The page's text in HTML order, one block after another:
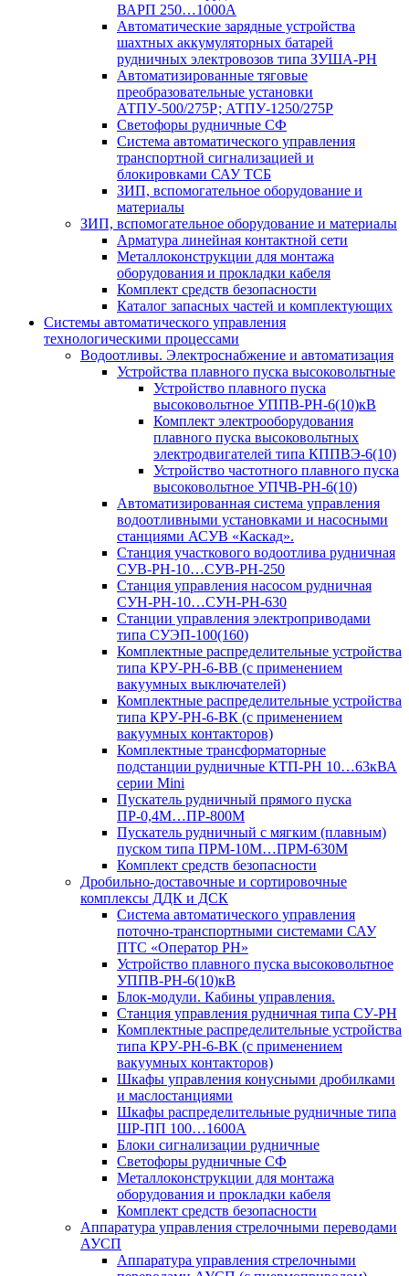
ВАРП 250…1000А
Автоматические зарядные устройства
шахтных аккумуляторных батарей
рудничных электровозов типа ЗУША-РН
Автоматизированные тяговые
преобразовательные установки
АТПУ-500/275Р; АТПУ-1250/275Р
Светофоры рудничные СФ
Система автоматического управления
транспортной сигнализацией и
блокировками САУ ТСБ
ЗИП, вспомогательное оборудование и
материалы
ЗИП, вспомогательное оборудование и материалы
Арматура линейная контактной сети
Металлоконструкции для монтажа
оборудования и прокладки кабеля
Комплект средств безопасности
Каталог запасных частей и комплектующих
Системы автоматического управления
технологическими процессами
Водоотливы. Электроснабжение и автоматизация
Устройства плавного пуска высоковольтные
Устройство плавного пуска
высоковольтное УППВ-РН-6(10)кВ
Комплект электрооборудования
плавного пуска высоковольтных
электродвигателей типа КППВЭ-6(10)
Устройство частотного плавного пуска
высоковольтное УПЧВ-РН-6(10)
Автоматизированная система управления
водоотливными установками и насосными
станциями АСУВ «Каскад».
Станция участкового водоотлива рудничная
СУВ-РН-10…СУВ-РН-250
Станция управления насосом рудничная
СУН-РН-10…СУН-РН-630
Станции управления электроприводами
типа СУЭП-100(160)
Комплектные распределительные устройства
типа КРУ-РН-6-ВВ (с применением
вакуумных выключателей)
Комплектные распределительные устройства
типа КРУ-РН-6-ВК (с применением
вакуумных контакторов)
Комплектные трансформаторные
подстанции рудничные КТП-РН 10…63кВА
серии Mini
Пускатель рудничный прямого пуска
ПР-0,4М…ПР-800М
Пускатель рудничный с мягким (плавным)
пуском типа ПРМ-10М…ПРМ-630М
Комплект средств безопасности
Дробильно-доставочные и сортировочные
комплексы ДДК и ДСК
Система автоматического управления
поточно-транспортными системами САУ
ПТС «Оператор РН»
Устройство плавного пуска высоковольтное
УППВ-РН-6(10)кВ
Блок-модули. Кабины управления.
Станция управления рудничная типа СУ-РН
Комплектные распределительные устройства
типа КРУ-РН-6-ВК (с применением
вакуумных контакторов)
Шкафы управления конусными дробилками
и маслостанциями
Шкафы распределительные рудничные типа
ШР-ПП 100…1600А
Блоки сигнализации рудничные
Светофоры рудничные СФ
Металлоконструкции для монтажа
оборудования и прокладки кабеля
Комплект средств безопасности
Аппаратура управления стрелочными переводами
АУСП
Аппаратура управления стрелочными